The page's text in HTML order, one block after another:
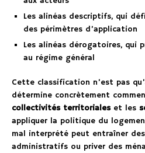
Les alinéas descriptifs, qui
des périmètres d’application
Les alinéas dérogatoires, qui
au régime général
Cette classification n’est pas
détermine concrètement
collectivités territorialeset les
appliquer la politique du
mal interprété peut entraîner
administratifs ou priver des